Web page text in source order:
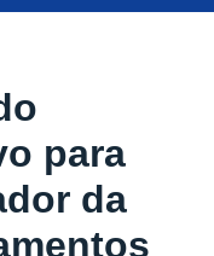
para
da